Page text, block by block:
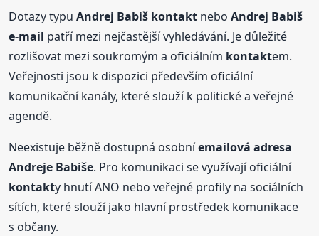
Dotazy typuAndrej Babiš kontakt neboAndrej Babiš
e-mail patří mezi nejčastější vyhledávání. Je důležité
rozlišovat mezi soukromým a oficiálním kontaktem.
Veřejnosti jsou k dispozici především oficiální
komunikační kanály, které slouží k politické a veřejné
agendě.
Neexistuje běžně dostupná osobníemailová adresa
Andreje Babiše. Pro komunikaci se využívají oficiální
kontakty hnutí ANO nebo veřejné profily na sociálních
sítích, které slouží jako hlavní prostředek komunikace
s občany.